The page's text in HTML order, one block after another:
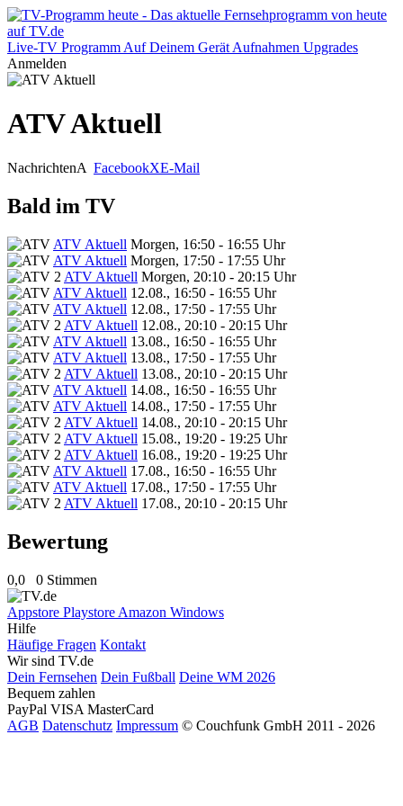
Live-TV Programm Auf Deinem Gerät Aufnahmen Upgrades
Anmelden
ATV Aktuell
NachrichtenA FacebookXE-Mail
Bald im TV
ATV Aktuell Morgen, 16:50 - 16:55 Uhr
ATV Aktuell Morgen, 17:50 - 17:55 Uhr
ATV Aktuell Morgen, 20:10 - 20:15 Uhr
ATV Aktuell 12.08., 16:50 - 16:55 Uhr
ATV Aktuell 12.08., 17:50 - 17:55 Uhr
ATV Aktuell 12.08., 20:10 - 20:15 Uhr
ATV Aktuell 13.08., 16:50 - 16:55 Uhr
ATV Aktuell 13.08., 17:50 - 17:55 Uhr
ATV Aktuell 13.08., 20:10 - 20:15 Uhr
ATV Aktuell 14.08., 16:50 - 16:55 Uhr
ATV Aktuell 14.08., 17:50 - 17:55 Uhr
ATV Aktuell 14.08., 20:10 - 20:15 Uhr
ATV Aktuell 15.08., 19:20 - 19:25 Uhr
ATV Aktuell 16.08., 19:20 - 19:25 Uhr
ATV Aktuell 17.08., 16:50 - 16:55 Uhr
ATV Aktuell 17.08., 17:50 - 17:55 Uhr
ATV Aktuell 17.08., 20:10 - 20:15 Uhr
Bewertung
0,0 0 Stimmen
Appstore Playstore Amazon Windows
Hilfe
Häufige Fragen Kontakt
Wir sind TV.de
Dein Fernsehen Dein Fußball Deine WM 2026
Bequem zahlen
PayPal VISA MasterCard
AGB Datenschutz Impressum © Couchfunk GmbH 2011 - 2026